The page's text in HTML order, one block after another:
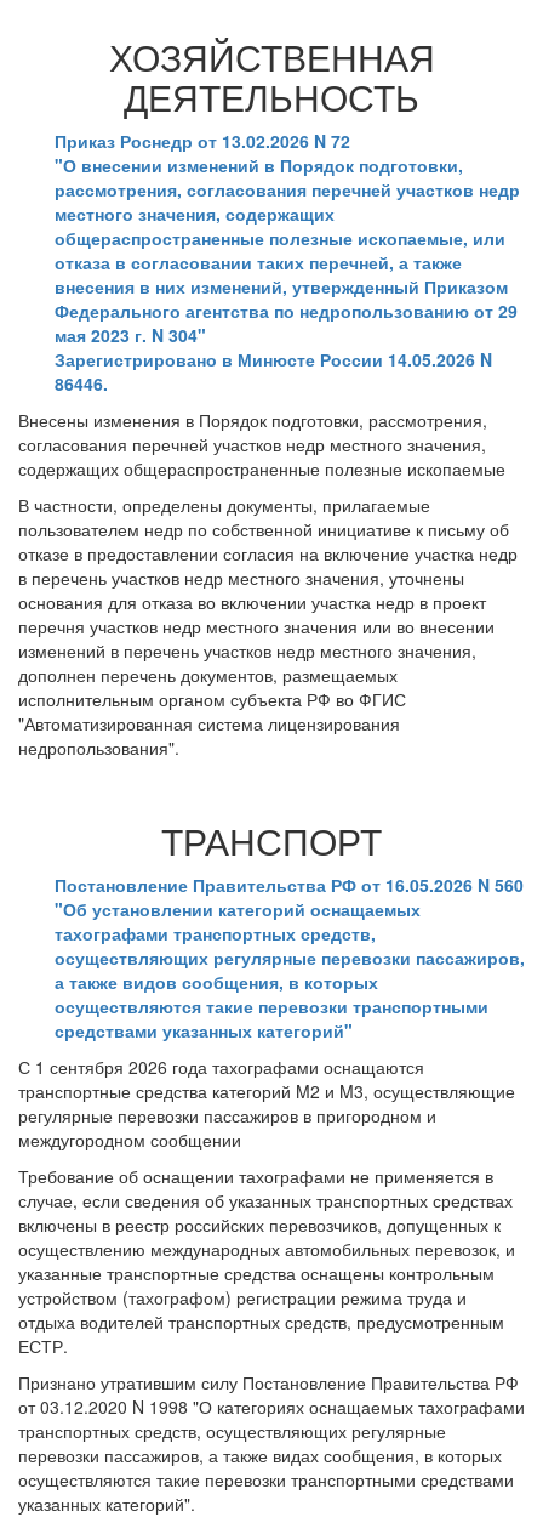
ХОЗЯЙСТВЕННАЯ
ДЕЯТЕЛЬНОСТЬ
Приказ Роснедр от 13.02.2026 N 72
"О внесении изменений в Порядок подготовки,
рассмотрения, согласования перечней участков недр
местного значения, содержащих
общераспространенные полезные ископаемые, или
отказа в согласовании таких перечней, а также
внесения в них изменений, утвержденный Приказом
Федерального агентства по недропользованию от 29
мая 2023 г. N 304"
Зарегистрировано в Минюсте России 14.05.2026 N
86446.
Внесены изменения в Порядок подготовки, рассмотрения,
согласования перечней участков недр местного значения,
содержащих общераспространенные полезные ископаемые
В частности, определены документы, прилагаемые
пользователем недр по собственной инициативе к письму об
отказе в предоставлении согласия на включение участка недр
в перечень участков недр местного значения, уточнены
основания для отказа во включении участка недр в проект
перечня участков недр местного значения или во внесении
изменений в перечень участков недр местного значения,
дополнен перечень документов, размещаемых
исполнительным органом субъекта РФ во ФГИС
"Автоматизированная система лицензирования
недропользования".
ТРАНСПОРТ
Постановление Правительства РФ от 16.05.2026 N 560
"Об установлении категорий оснащаемых
тахографами транспортных средств,
осуществляющих регулярные перевозки пассажиров,
а также видов сообщения, в которых
осуществляются такие перевозки транспортными
средствами указанных категорий"
С 1 сентября 2026 года тахографами оснащаются
транспортные средства категорий M2 и M3, осуществляющие
регулярные перевозки пассажиров в пригородном и
междугородном сообщении
Требование об оснащении тахографами не применяется в
случае, если сведения об указанных транспортных средствах
включены в реестр российских перевозчиков, допущенных к
осуществлению международных автомобильных перевозок, и
указанные транспортные средства оснащены контрольным
устройством (тахографом) регистрации режима труда и
отдыха водителей транспортных средств, предусмотренным
ЕСТР.
Признано утратившим силу Постановление Правительства РФ
от 03.12.2020 N 1998 "О категориях оснащаемых тахографами
транспортных средств, осуществляющих регулярные
перевозки пассажиров, а также видах сообщения, в которых
осуществляются такие перевозки транспортными средствами
указанных категорий".